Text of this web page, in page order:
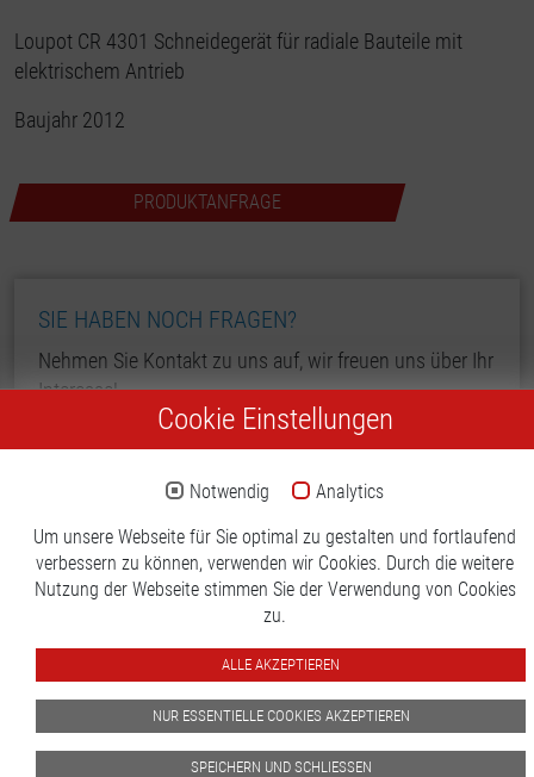
Loupot CR 4301 Schneidegerät für radiale Bauteile mit
elektrischem Antrieb
Baujahr 2012
PRODUKTANFRAGE
SIE HABEN NOCH FRAGEN?
Nehmen Sie Kontakt zu uns auf, wir freuen uns über Ihr
Interesse!
Telefon:+49 2402 997540
E-Mail: info@twdgmbh.de
KONTAKT
Cookie Einstellungen
Notwendig
Analytics
Um unsere Webseite für Sie optimal zu gestalten und fortlaufend
verbessern zu können, verwenden wir Cookies. Durch die weitere
Nutzung der Webseite stimmen Sie der Verwendung von Cookies
zu.
ALLE AKZEPTIEREN
NUR ESSENTIELLE COOKIES AKZEPTIEREN
SPEICHERN UND SCHLIESSEN